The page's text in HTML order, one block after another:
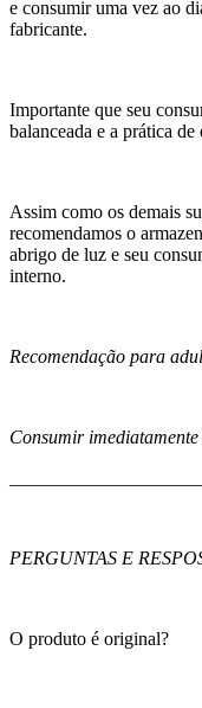
e consumir uma vez ao
fabricante.
Importante que seu
balanceada e a prática
Assim como os demais
recomendamos o
abrigo de luz e seu
interno.
Recomendação para
Consumir
PERGUNTAS E
O produto é original?